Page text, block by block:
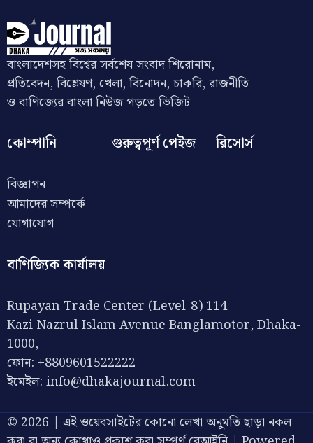
বাংলাদেশসহ বিশ্বের সর্বশেষ সংবাদ শিরোনাম,
প্রতিবেদন, বিশ্লেষণ, খেলা, বিনোদন, চাকরি, রাজনীতি
ও বাণিজ্যের বাংলা নিউজ পড়তে ভিজিট
কোম্পানি
বিজ্ঞাপন
আমাদের সম্পর্কে
যোগাযোগ
গুরুত্বপূর্ণ পেইজ রিসোর্স
বাণিজ্যিক কার্যালয়
Rupayan Trade Center (Level-8) 114
Kazi Nazrul Islam Avenue Banglamotor, Dhaka-
1000,
ফোন: +8809601522222।
ইমেইল: info@dhakajournal.com
© 2026 | এই ওয়েবসাইটের কোনো লেখা অনুমতি ছাড়া নকল